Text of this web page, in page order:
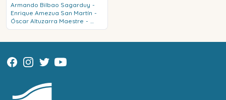
Armando Bilbao Sagarduy -
Enrique Amezua San Martín -
Óscar Altuzarra Maestre -
Francisco J. Campa Gómez